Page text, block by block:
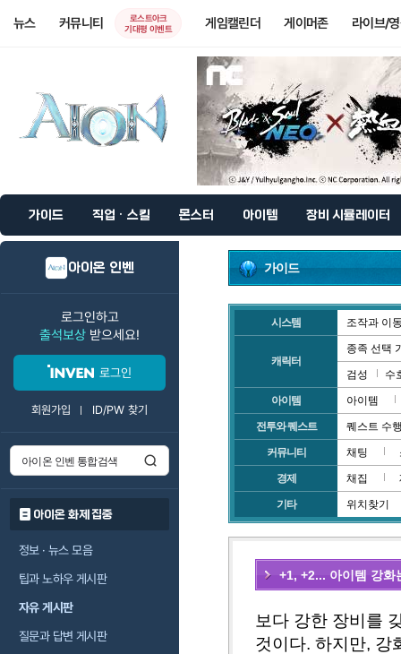
뉴스 커뮤니티
로스트아크
기대평 이벤트
게임캘린더 게이머존 라이브/
가이드 직업 · 스킬 몬스터 아이템 장비 시뮬레이터
아이온 인벤
로그인하고
출석보상 받으세요!
로그인
회원가입 ID/PW 찾기
아이온 화제 집중
정보 · 뉴스 모음
팁과 노하우 게시판
자유 게시판
질문과 답변 게시판
가이드
시스템 조작과 이
캐릭터
종족 선택
검성 수
아이템 아이템
전투와 퀘스트 퀘스트 수
커뮤니티 채팅
경제 채집
기타 위치찾기
+1, +2... 아이템 강화
보다 강한 장비를
것이다. 하지만, 강